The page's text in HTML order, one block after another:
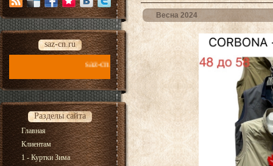
saz-cn.ru
saz-cn.ru - fashion style new collection 2026
Разделы сайта
Главная
Клиентам
1 - Куртки Зима
Весна 2024